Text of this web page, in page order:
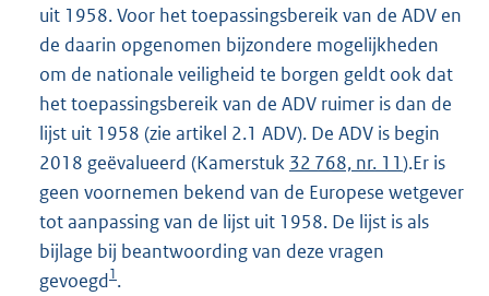
uit 1958. Voor het toepassingsbereik van de ADV en
de daarin opgenomen bijzondere mogelijkheden
om de nationale veiligheid te borgen geldt ook dat
het toepassingsbereik van de ADV ruimer is dan de
lijst uit 1958 (zie artikel 2.1 ADV). De ADV is begin
2018 geëvalueerd (Kamerstuk 32 768, nr. 11).Er is
geen voornemen bekend van de Europese wetgever
tot aanpassing van de lijst uit 1958. De lijst is als
bijlage bij beantwoording van deze vragen
gevoegd1.